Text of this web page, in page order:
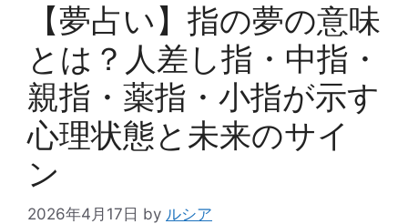
【夢占い】指の夢の意味
とは？人差し指・中指・
親指・薬指・小指が示す
心理状態と未来のサイ
ン
2026年4月17日 by ルシア